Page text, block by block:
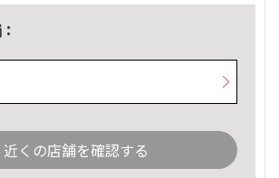
近くの店舗を確認する